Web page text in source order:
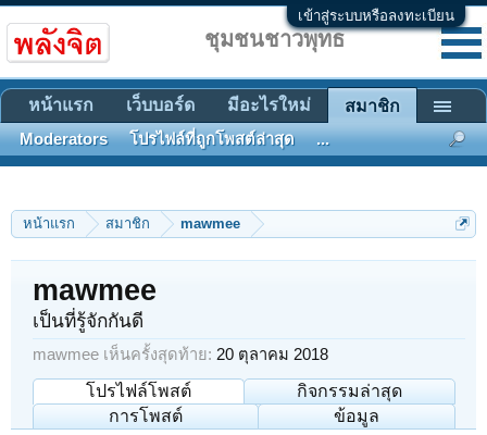
เข้าสู่ระบบหรือลงทะเบียน
หน้าแรก สมาชิก mawmee
mawmee
เป็นที่รู้จักกันดี
mawmee เห็นครั้งสุดท้าย: 20 ตุลาคม 2018
โปรไฟล์โพสต์
กิจกรรมล่าสุด
การโพสต์
ข้อมูล
ชุมชนชาวพุทธ
หน้าแรก เว็บบอร์ด มีอะไรใหม่ สมาชิก
Moderators โปรไฟล์ที่ถูกโพสต์ล่าสุด ...